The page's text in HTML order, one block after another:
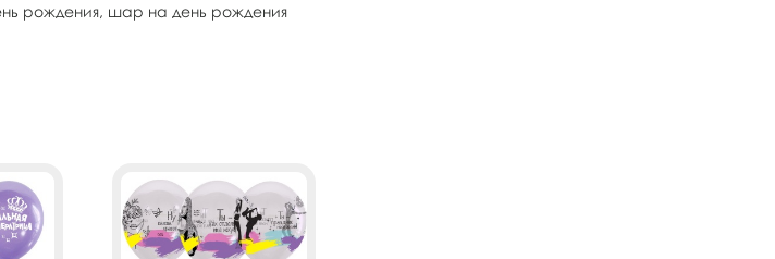
рождения, шар на день рождения